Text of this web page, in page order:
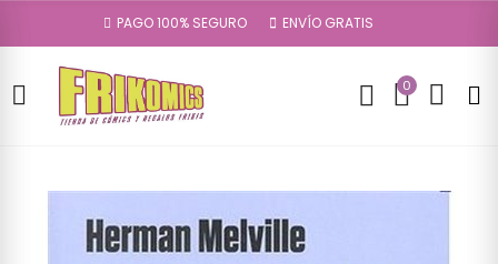
PAGO 100% SEGURO ENVÍO GRATIS
0